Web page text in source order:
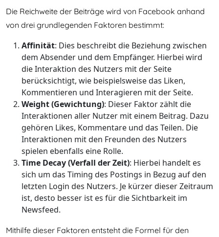
Die Reichweite der Beiträge wird von Facebook anhand
von drei grundlegenden Faktoren bestimmt:
Affinität: Dies beschreibt die Beziehung zwischen
dem Absender und dem Empfänger. Hierbei wird
die Interaktion des Nutzers mit der Seite
berücksichtigt, wie beispielsweise das Liken,
Kommentieren und Interagieren mit der Seite.
Weight (Gewichtung): Dieser Faktor zählt die
Interaktionen aller Nutzer mit einem Beitrag. Dazu
gehören Likes, Kommentare und das Teilen. Die
Interaktionen mit den Freunden des Nutzers
spielen ebenfalls eine Rolle.
Time Decay (Verfall der Zeit): Hierbei handelt es
sich um das Timing des Postings in Bezug auf den
letzten Login des Nutzers. Je kürzer dieser Zeitraum
ist, desto besser ist es für die Sichtbarkeit im
Newsfeed.
Mithilfe dieser Faktoren entsteht die Formel für den